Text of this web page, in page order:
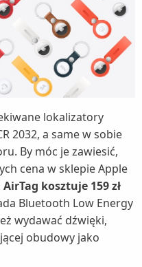
lokalizatory
2032, a same w sobie
By móc je zawiesić,
cena w sklepie Apple
AirTag kosztuje 159 zł
Bluetooth Low Energy
wydawać dźwięki,
obudowy jako